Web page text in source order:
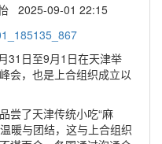
2025-09-01 22:15
31日至9月1日在天津举
会，也是上合组织成立以
尝了天津传统小吃“麻
暖与团结，这与上合组织